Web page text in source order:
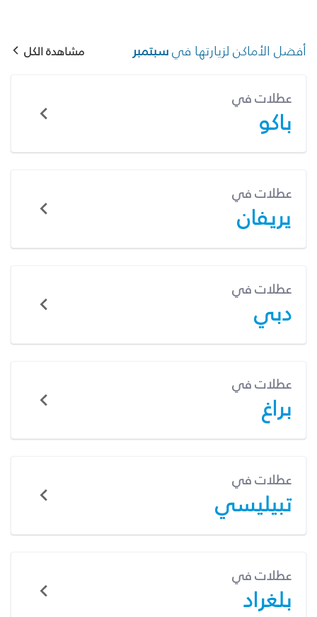
أفضل الأماكن لزيارتها فيسبتمبر مشاهدة الكل
عطلات في
باكو
عطلات في
يريفان
عطلات في
دبي
عطلات في
براغ
عطلات في
تبيليسي
عطلات في
بلغراد